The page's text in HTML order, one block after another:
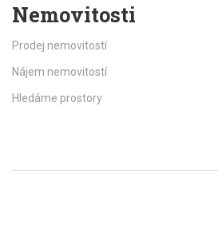
Nemovitosti
Prodej nemovitostí
Nájem nemovitostí
Hledáme prostory